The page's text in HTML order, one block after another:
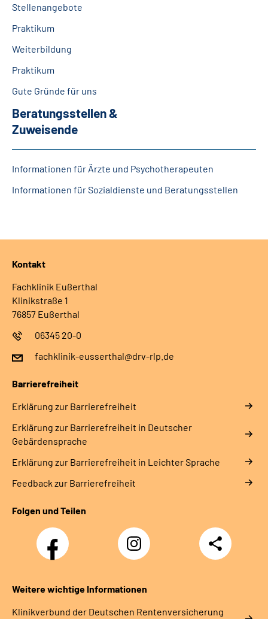
Stellenangebote
Praktikum
Weiterbildung
Praktikum
Gute Gründe für uns
Beratungsstellen &
Zuweisende
Informationen für Ärzte und Psychotherapeuten
Informationen für Sozialdienste und Beratungsstellen
Kontakt
Fachklinik Eußerthal
Klinikstraße 1
76857 Eußerthal
06345 20-0
fachklinik-eusserthal@drv-rlp.de
Barrierefreiheit
Erklärung zur Barrierefreiheit
Erklärung zur Barrierefreiheit in Deutscher
Gebärdensprache
Erklärung zur Barrierefreiheit in Leichter Sprache
Feedback zur Barrierefreiheit
Folgen und Teilen
Facebook
Instagram
DRV
Nachwuchskräfte
Teilen
Weitere wichtige Informationen
Klinikverbund der Deutschen Rentenversicherung